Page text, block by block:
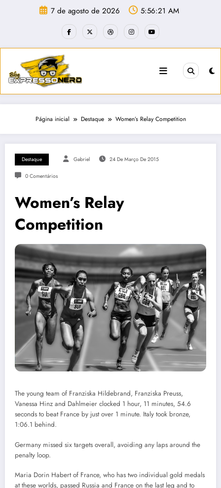
7 de agosto de 2026 5:56:21 AM
Página inicial Destaque Women’s Relay Competition
Destaque Gabriel 24 De Março De 2015
0 Comentários
Women’s Relay
Competition
The young team of Franziska Hildebrand, Franziska Preuss,
Vanessa Hinz and Dahlmeier clocked 1 hour, 11 minutes, 54.6
seconds to beat France by just over 1 minute. Italy took bronze,
1:06.1 behind.
Germany missed six targets overall, avoiding any laps around the
penalty loop.
Maria Dorin Habert of France, who has two individual gold medals
at these worlds, passed Russia and France on the last leg and to